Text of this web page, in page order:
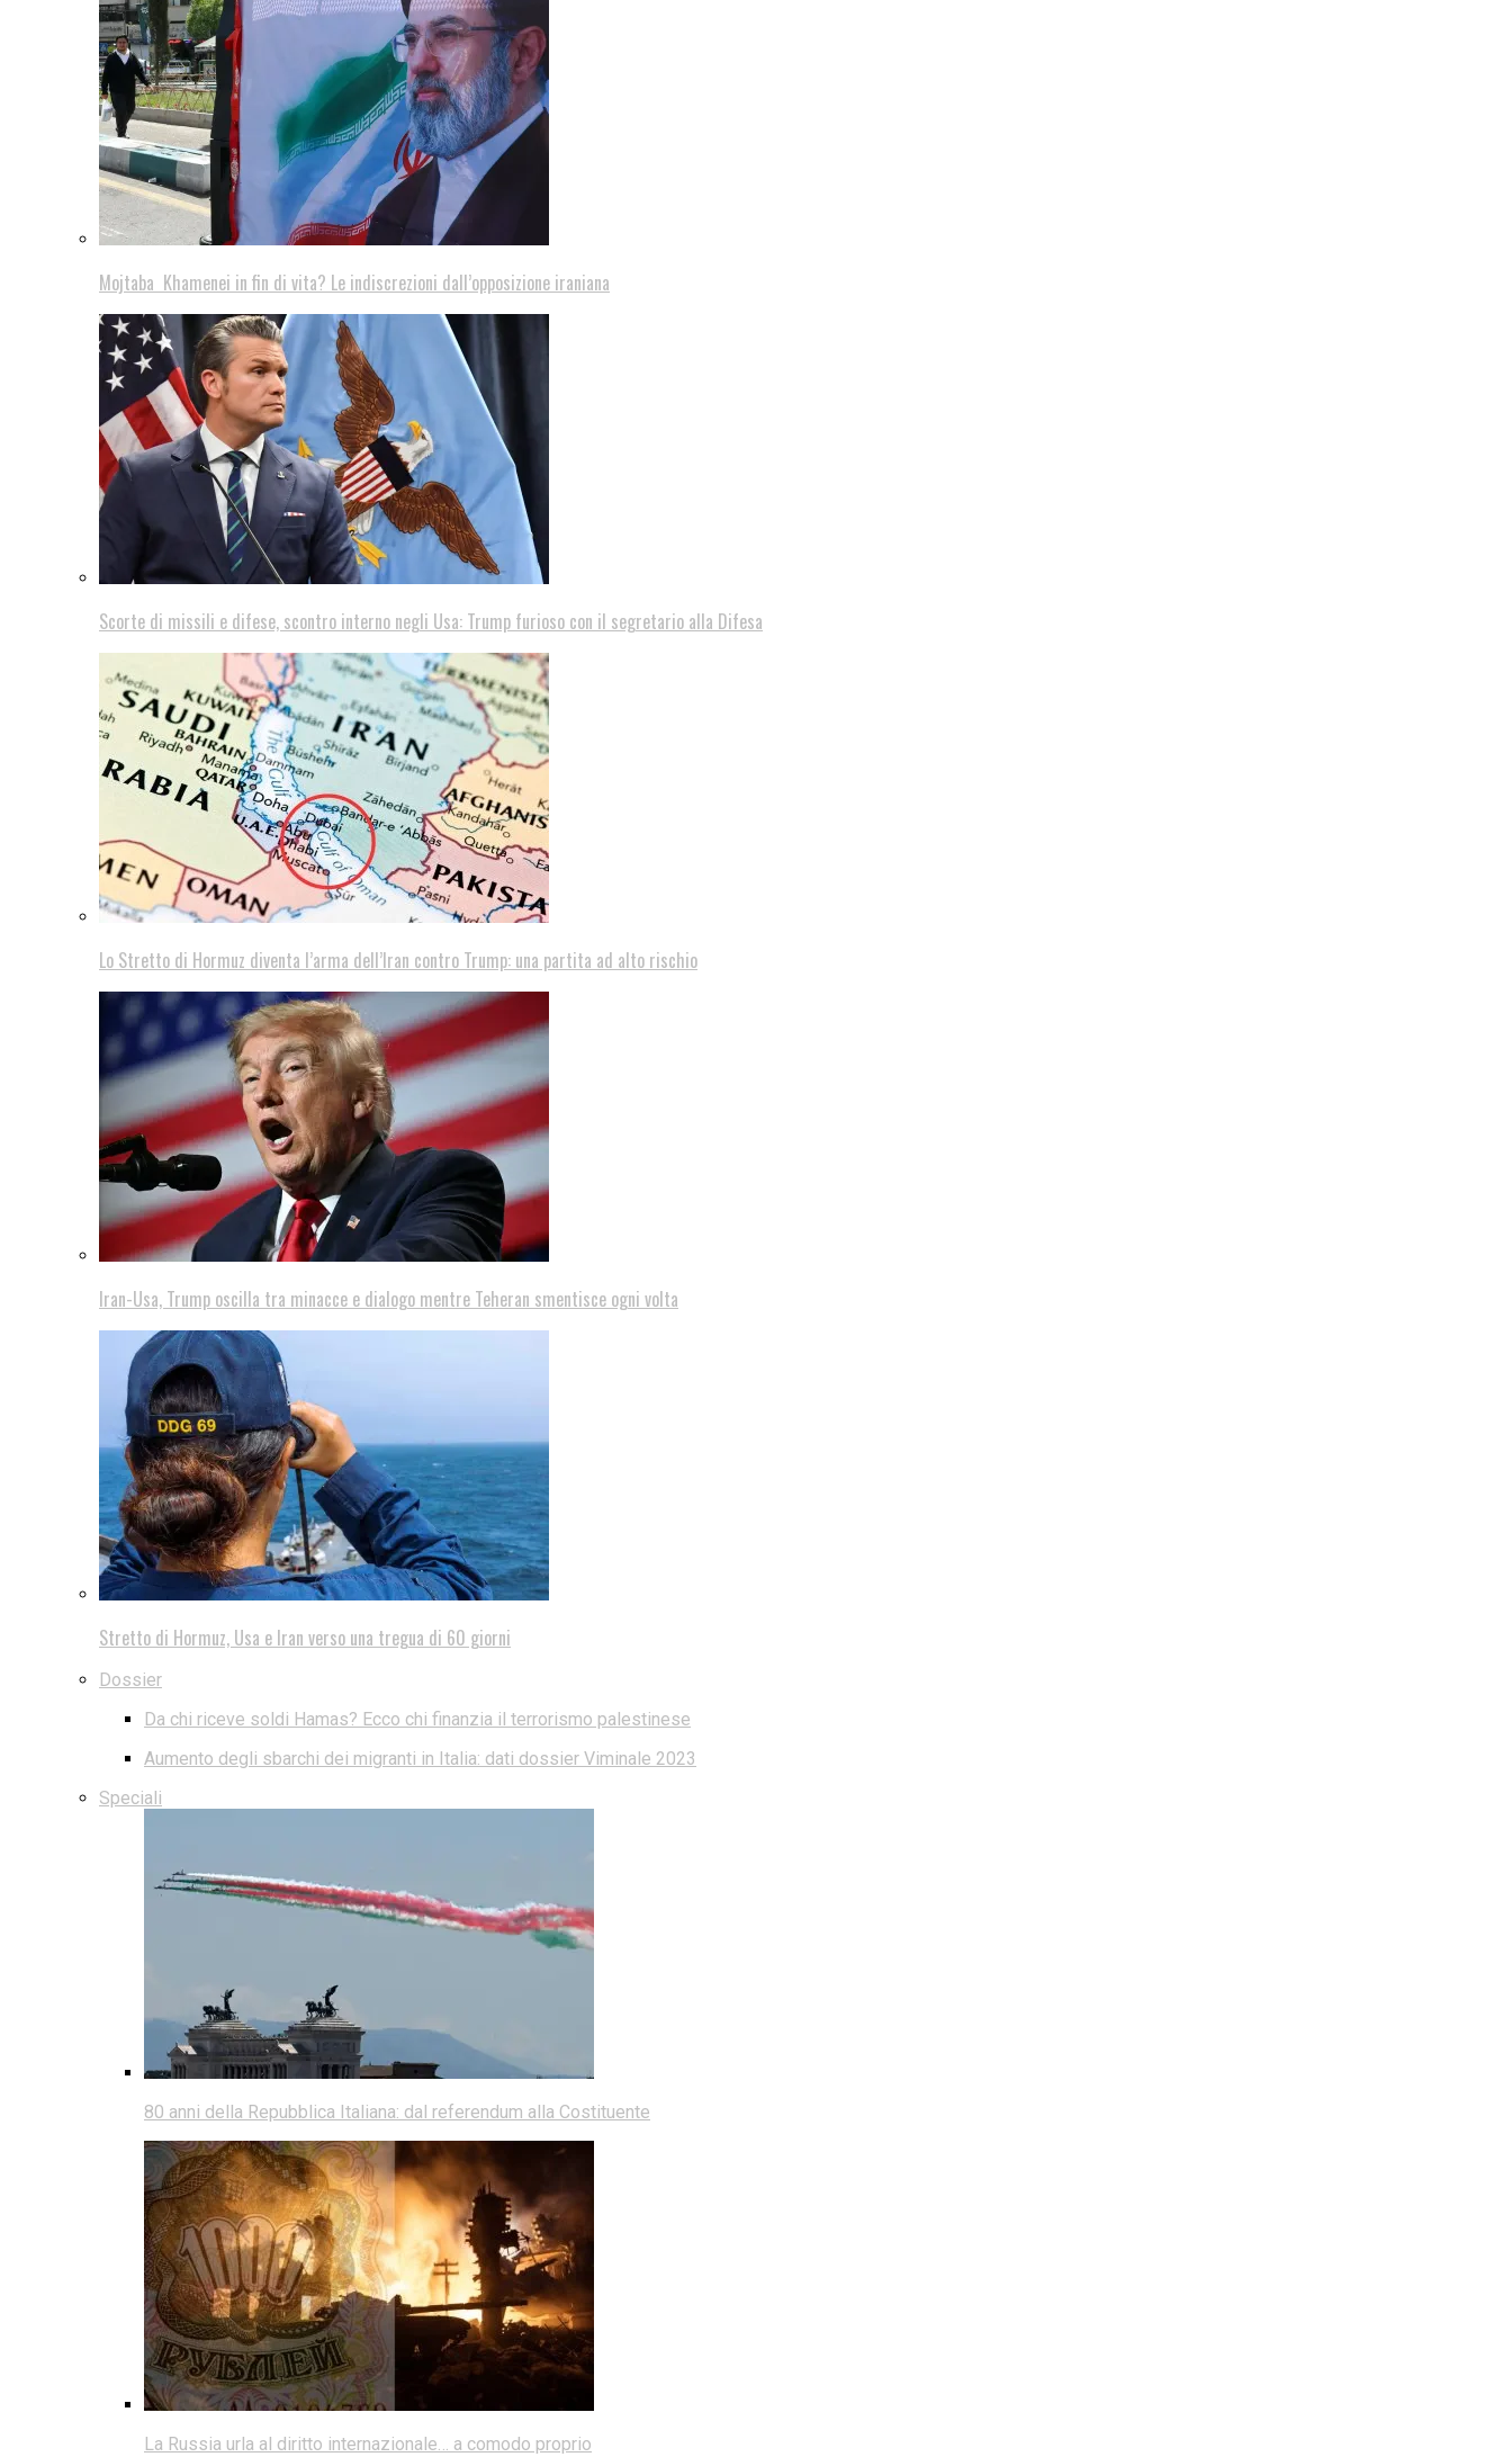
Mojtaba Khamenei in fin di vita? Le indiscrezioni dall’opposizione iraniana
Scorte di missili e difese, scontro interno negli Usa: Trump furioso con il segretario alla Difesa
Lo Stretto di Hormuz diventa l’arma dell’Iran contro Trump: una partita ad alto rischio
Iran-Usa, Trump oscilla tra minacce e dialogo mentre Teheran smentisce ogni volta
Stretto di Hormuz, Usa e Iran verso una tregua di 60 giorni
Dossier
Da chi riceve soldi Hamas? Ecco chi finanzia il terrorismo palestinese
Aumento degli sbarchi dei migranti in Italia: dati dossier Viminale 2023
Speciali
80 anni della Repubblica Italiana: dal referendum alla Costituente
La Russia urla al diritto internazionale… a comodo proprio